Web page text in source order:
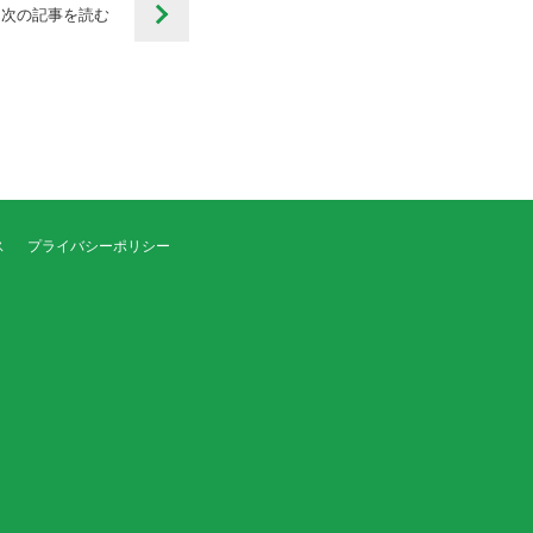
次の記事を読む
プライバシーポリシー